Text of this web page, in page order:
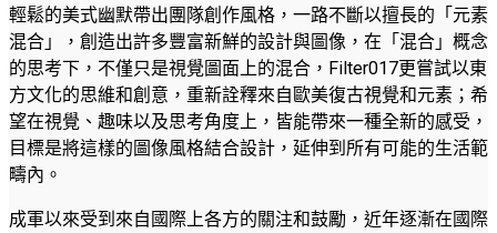
輕鬆的美式幽默帶出團隊創作風格，一路不斷以擅長的「元素
混合」，創造出許多豐富新鮮的設計與圖像，在「混合」概念
的思考下，不僅只是視覺圖面上的混合，Filter017更嘗試以東
方文化的思維和創意，重新詮釋來自歐美復古視覺和元素；希
望在視覺、趣味以及思考角度上，皆能帶來一種全新的感受，
目標是將這樣的圖像風格結合設計，延伸到所有可能的生活範
疇內。
成軍以來受到來自國際上各方的關注和鼓勵，近年逐漸在國際